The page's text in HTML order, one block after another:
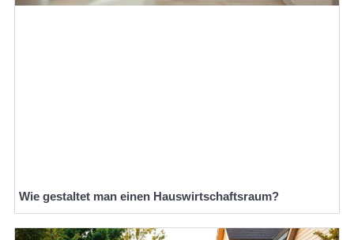
Wie gestaltet man einen Hauswirtschaftsraum?